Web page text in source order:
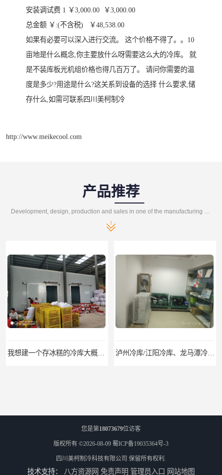
安装调试费 1 ￥3,000.00 ￥3,000.00
总金额 ￥:(不含税) ￥48,538.00
如果有必要可以深入进行交流。 这个价格不得了。。10
亩地是什么概念,你主要放什么呀需要这么大的冷库。 就
是不装库板光机组价格也得几百万了。 请问你需要的温
度是多少?用途是什么?这关系到设备的选择 什么要求,储
存什么,如需可联系四川美柯制冷
http://www.meikecool.com
产品推荐
遂宁冻库/遂宁冻库价格/遂宁冻库安装
您是第18073679位访客
版权所有 ©2026-08-09 蜀ICP备19035364号-3
四川美柯制冷科技有限公司 保留所有权利.
技术支持： 八方资源网 免责声明 管理员入口 网站地图